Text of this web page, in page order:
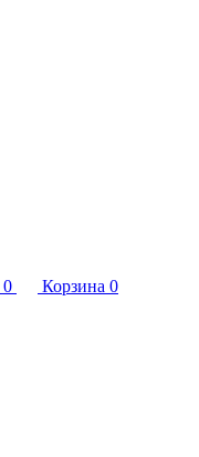
0 Корзина 0